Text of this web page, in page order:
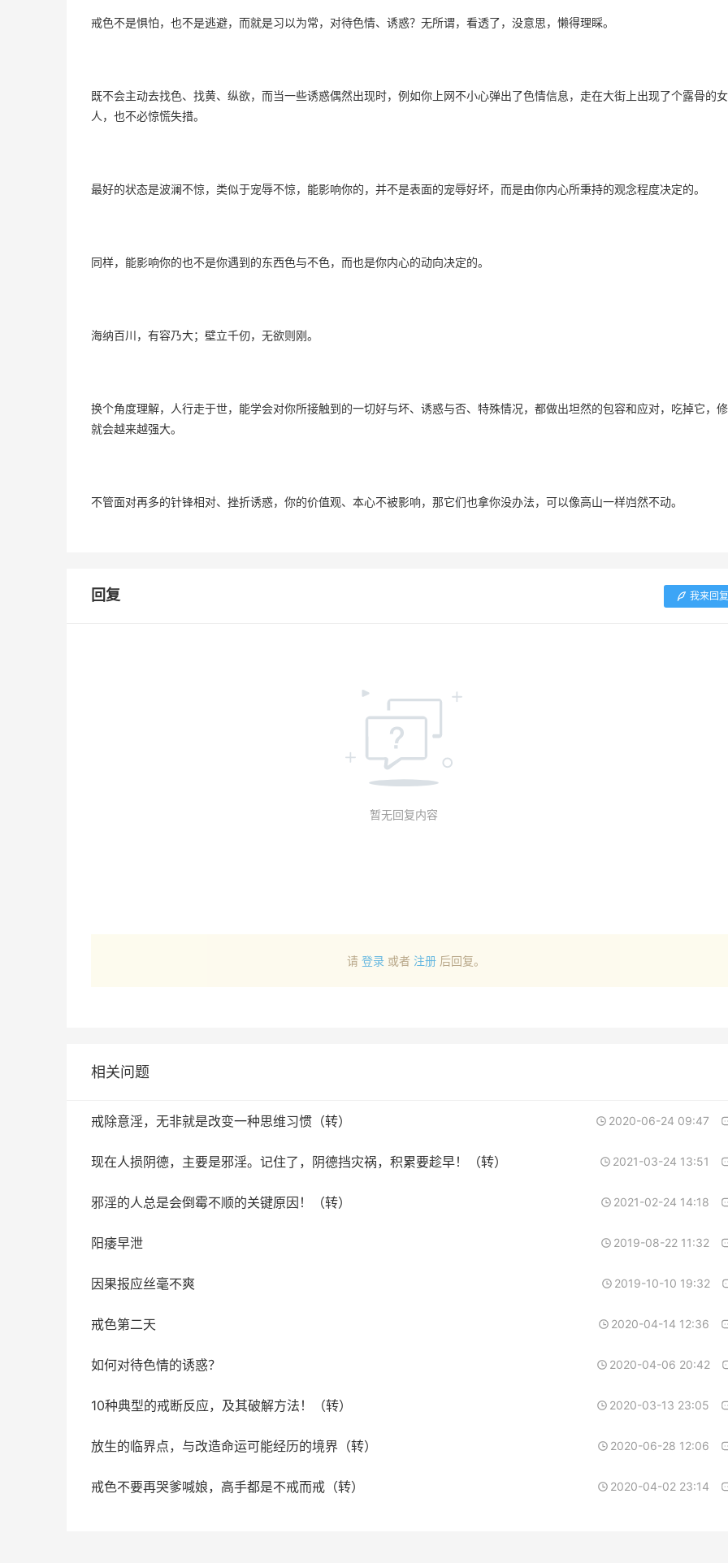
戒色不是惧怕，也不是逃避，而就是习以为常，对待色情、诱惑？无所谓，看透了，没意思，懒得理睬。
既不会主动去找色、找黄、纵欲，而当一些诱惑偶然出现时，例如你上网不小心弹出了色情信息，走在大街上出现了个露骨的女
人，也不必惊慌失措。
最好的状态是波澜不惊，类似于宠辱不惊，能影响你的，并不是表面的宠辱好坏，而是由你内心所秉持的观念程度决定的。
同样，能影响你的也不是你遇到的东西色与不色，而也是你内心的动向决定的。
海纳百川，有容乃大；壁立千仞，无欲则刚。
换个角度理解，人行走于世，能学会对你所接触到的一切好与坏、诱惑与否、特殊情况，都做出坦然的包容和应对，吃掉它，
就会越来越强大。
不管面对再多的针锋相对、挫折诱惑，你的价值观、本心不被影响，那它们也拿你没办法，可以像高山一样岿然不动。
回复 我来回复
暂无回复内容
请 登录 或者 注册 后回复。
相关问题
戒除意淫，无非就是改变一种思维习惯（转） 2020-06-24 09:47
现在人损阴德，主要是邪淫。记住了，阴德挡灾祸，积累要趁早！（转） 2021-03-24 13:51
邪淫的人总是会倒霉不顺的关键原因！（转） 2021-02-24 14:18
阳痿早泄 2019-08-22 11:32
因果报应丝毫不爽 2019-10-10 19:32
戒色第二天 2020-04-14 12:36
如何对待色情的诱惑？ 2020-04-06 20:42
10种典型的戒断反应，及其破解方法！（转） 2020-03-13 23:05
放生的临界点，与改造命运可能经历的境界（转） 2020-06-28 12:06
戒色不要再哭爹喊娘，高手都是不戒而戒（转） 2020-04-02 23:14